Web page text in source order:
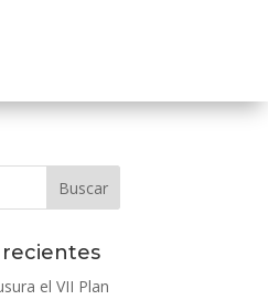
recientes
el VII Plan